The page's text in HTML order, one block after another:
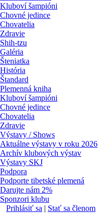
Kluboví šampióni
Chovné jedince
Chovatelia
Zdravie
Shih-tzu
Galéria
Šteniatka
História
Štandard
Plemenná kniha
Kluboví šampióni
Chovné jedince
Chovatelia
Zdravie
Výstavy / Shows
Aktuálne výstavy v roku 2026
Archív klubových výstav
Výstavy SKJ
Podpora
Podporte tibetské plemená
Darujte nám 2%
Sponzori klubu
Prihlásiť sa | Stať sa členom